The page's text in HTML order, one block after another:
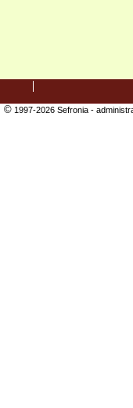
©1997-2026 Sefronia -